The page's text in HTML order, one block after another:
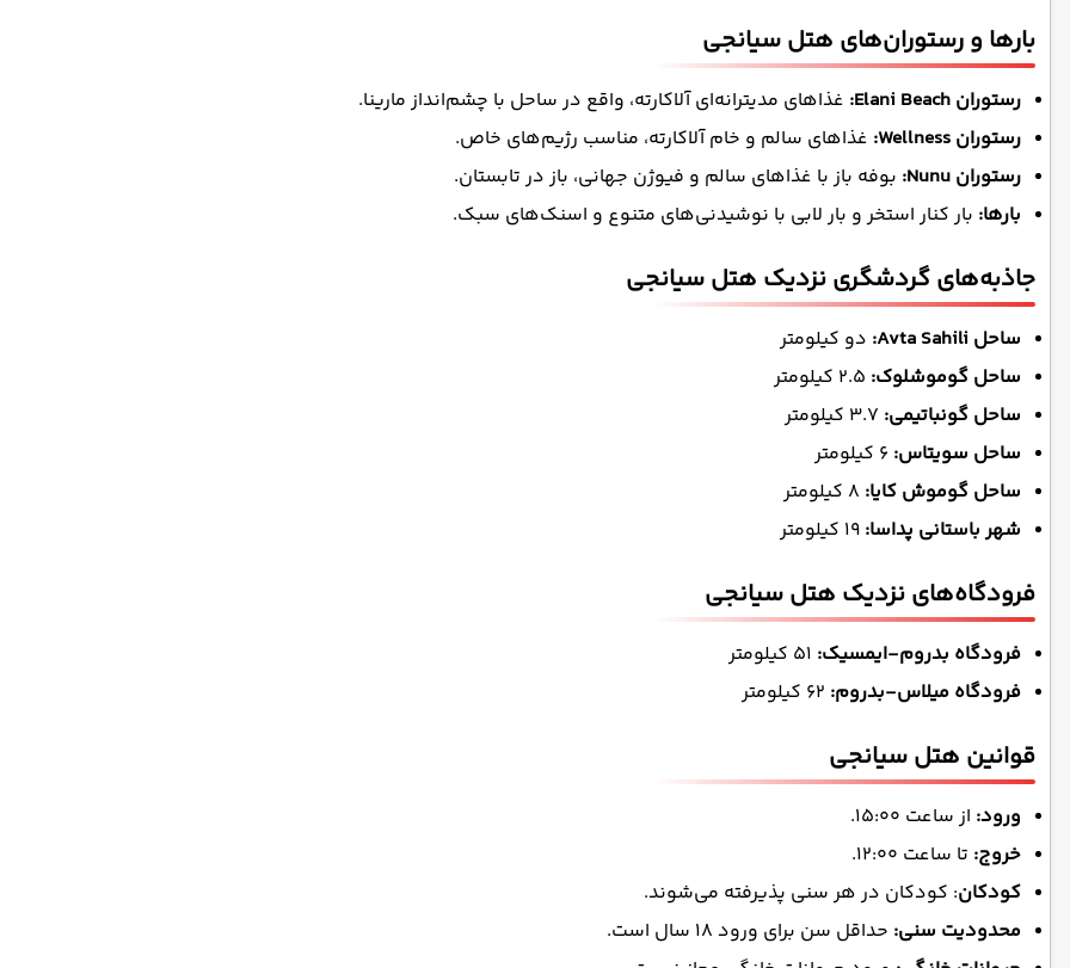
بارها و رستوران‌های هتل سیانجی
رستوران Elani Beach:
غذاهای مدیترانه‌ای آلاکارته، واقع در ساحل با چشم‌انداز مارینا.
رستوران Wellness:
غذاهای سالم و خام آلاکارته، مناسب رژیم‌های خاص.
رستوران Nunu:
بوفه باز با غذاهای سالم و فیوژن جهانی، باز در تابستان.
بارها: بار کنار استخر و بار لابی با نوشیدنی‌های متنوع و اسنک‌های سبک.
جاذبه‌های گردشگری نزدیک هتل سیانجی
ساحل Avta Sahili:
دو کیلومتر
ساحل گوموشلوک:
ساحل گونباتیمی: 3.7 کیلومتر
ساحل سویتاس:
ساحل گوموش کایا:
شهر باستانی پداسا: 19 کیلومتر
فرودگاه‌های نزدیک هتل سیانجی
فرودگاه بدروم-ایمسیک:
فرودگاه میلاس-بدروم:
قوانین هتل سیانجی
ورود: از ساعت 15:00.
خروج: تا ساعت 12:00.
کودکان: کودکان در هر سنی پذیرفته می‌شوند.
محدودیت سنی: حداقل سن برای ورود 18 سال است.